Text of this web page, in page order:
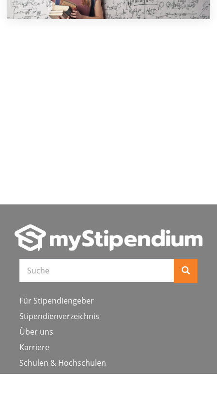
Für Stipendiengeber
Stipendienverzeichnis
Über uns
Karriere
Schulen & Hochschulen